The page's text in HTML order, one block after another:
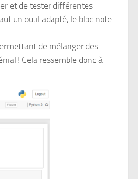
et de tester différentes
un outil adapté, le bloc note
de mélanger des
! Cela ressemble donc à